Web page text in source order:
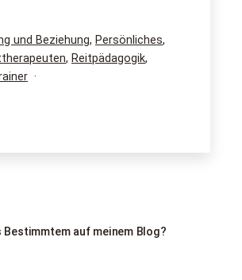
und Beziehung, Persönliches,
, Reitpädagogik,
auf meinem Blog?